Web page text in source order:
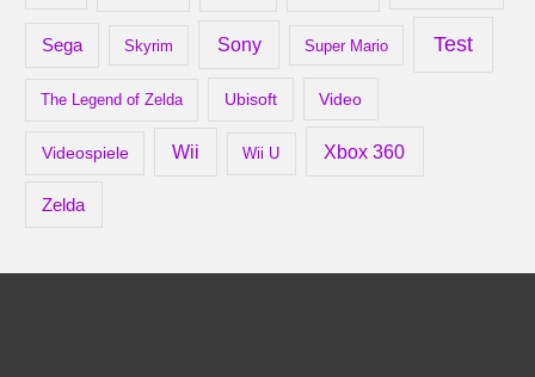
Sega Skyrim Sony Super Mario Test
The Legend of Zelda Ubisoft Video
Videospiele Wii Wii U Xbox 360
Zelda